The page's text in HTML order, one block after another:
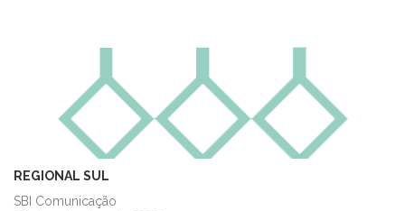
REGIONAL SUL
SBI Comunicação